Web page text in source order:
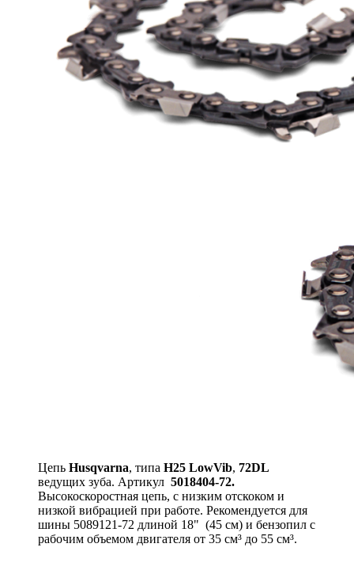
Цепь Husqvarna, типа H25 LowVib, 72DL
ведущих зуба. Артикул 5018404-72.
Высокоскоростная цепь, c низким отскоком и
низкой вибрацией при работе. Рекомендуется для
шины 5089121-72 длиной 18" (45 см) и бензопил с
рабочим объемом двигателя от 35 см³ до 55 см³.